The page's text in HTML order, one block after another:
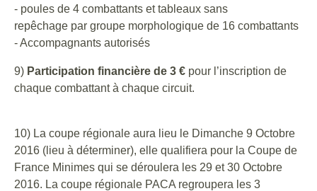
- poules de 4 combattants et tableaux sans
repêchage par groupe morphologique de 16 combattants
- Accompagnants autorisés
9) Participation financière de 3 € pour l’inscription de
chaque combattant à chaque circuit.
10) La coupe régionale aura lieu le Dimanche 9 Octobre
2016 (lieu à déterminer), elle qualifiera pour la Coupe de
France Minimes qui se déroulera les 29 et 30 Octobre
2016. La coupe régionale PACA regroupera les 3